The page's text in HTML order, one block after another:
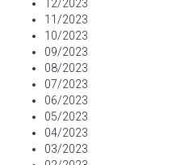
12/2023
11/2023
10/2023
09/2023
08/2023
07/2023
06/2023
05/2023
04/2023
03/2023